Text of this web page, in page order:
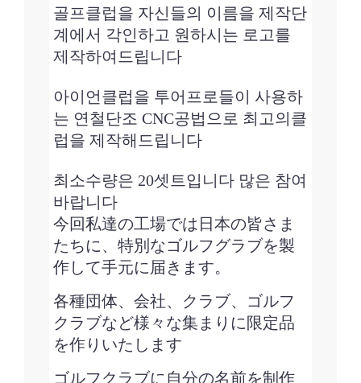
골프클럽을 자신들의 이름을 제작단
계에서 각인하고 원하시는 로고를
제작하여드립니다
아이언클럽을 투어프로들이 사용하
는 연철단조 CNC공법으로 최고의클
럽을 제작해드립니다
최소수량은 20셋트입니다 많은 참여
바랍니다
今回私達の工場では日本の皆さま
たちに、特別なゴルフグラブを製
作して手元に届きます。
各種団体、会社、クラブ、ゴルフ
クラブなど様々な集まりに限定品
を作りいたします
ゴルフクラブに自分の名前を制作